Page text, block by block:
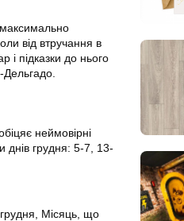
від втручання в
і підказки до нього
неймовірні
днів грудня: 5-7, 13-
Місяць, що